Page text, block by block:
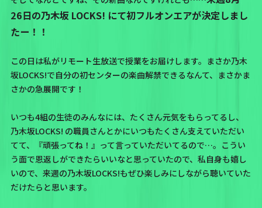
26日の乃木坂 LOCKS! にて初フルオンエアが決定しまし
たー！！
この日は私がリモート生放送で授業をお届けします。まさか乃木
坂LOCKS!で自分の初センターの楽曲解禁できるなんて、 まさかま
さかの急展開です！
いつも4組の生徒のみんなには、たくさん元気をもらってるし、
乃木坂LOCKS! の職員さんとかにいつもたくさん支えていただい
てて、『頑張ってね！』って言っていただいてるので…。こうい
う面で恩返しができたらいいなと思っていたので、私自身も嬉し
いので、来週の乃木坂LOCKS!もぜひ楽しみにしながら聴いていた
だけたらと思います。